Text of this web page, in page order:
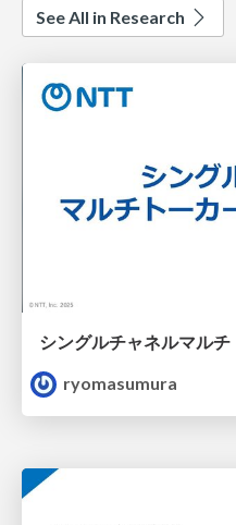
See All in Research
シングルチャネルマル
ryomasumura